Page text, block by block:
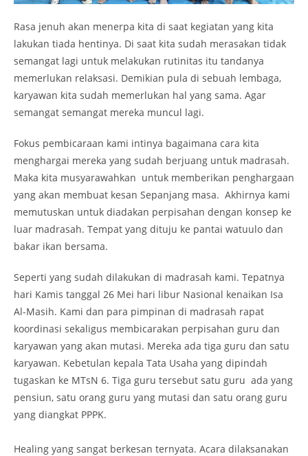
Rasa jenuh akan menerpa kita di saat kegiatan yang kita
lakukan tiada hentinya. Di saat kita sudah merasakan tidak
semangat lagi untuk melakukan rutinitas itu tandanya
memerlukan relaksasi. Demikian pula di sebuah lembaga,
karyawan kita sudah memerlukan hal yang sama. Agar
semangat semangat mereka muncul lagi.
Fokus pembicaraan kami intinya bagaimana cara kita
menghargai mereka yang sudah berjuang untuk madrasah.
Maka kita musyarawahkan untuk memberikan penghargaan
yang akan membuat kesan Sepanjang masa. Akhirnya kami
memutuskan untuk diadakan perpisahan dengan konsep ke
luar madrasah. Tempat yang dituju ke pantai watuulo dan
bakar ikan bersama.
Seperti yang sudah dilakukan di madrasah kami. Tepatnya
hari Kamis tanggal 26 Mei hari libur Nasional kenaikan Isa
Al-Masih. Kami dan para pimpinan di madrasah rapat
koordinasi sekaligus membicarakan perpisahan guru dan
karyawan yang akan mutasi. Mereka ada tiga guru dan satu
karyawan. Kebetulan kepala Tata Usaha yang dipindah
tugaskan ke MTsN 6. Tiga guru tersebut satu guru ada yang
pensiun, satu orang guru yang mutasi dan satu orang guru
yang diangkat PPPK.
Healing yang sangat berkesan ternyata. Acara dilaksanakan